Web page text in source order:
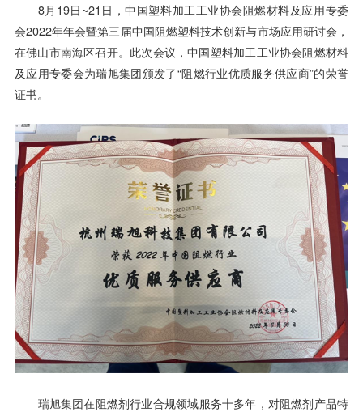
8月19日~21日，中国塑料加工工业协会阻燃材料及应用专委
会2022年年会暨第三届中国阻燃塑料技术创新与市场应用研讨会，
在佛山市南海区召开。此次会议，中国塑料加工工业协会阻燃材料
及应用专委会为瑞旭集团颁发了“阻燃行业优质服务供应商”的荣誉
证书。
瑞旭集团在阻燃剂行业合规领域服务十多年，对阻燃剂产品特